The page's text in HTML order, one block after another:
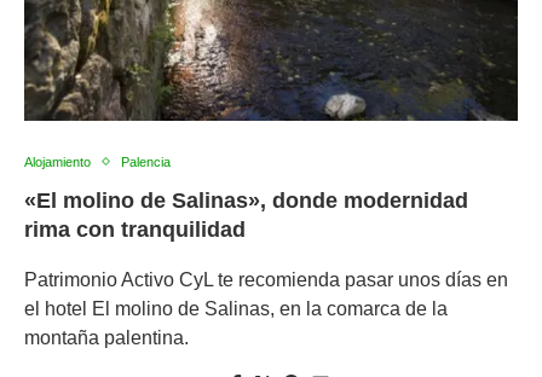
Alojamiento Palencia
«El molino de Salinas», donde modernidad
rima con tranquilidad
Patrimonio Activo CyL te recomienda pasar unos días en
el hotel El molino de Salinas, en la comarca de la
montaña palentina.